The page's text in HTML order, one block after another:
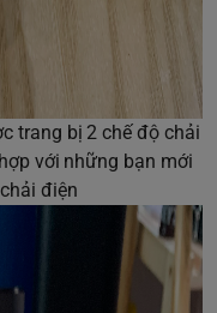
trang bị 2 chế độ chải
với những bạn mới
điện